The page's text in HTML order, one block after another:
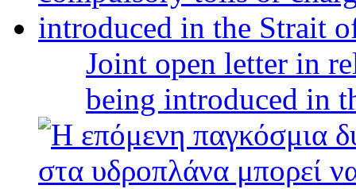
Joint open letter in
being introduced in